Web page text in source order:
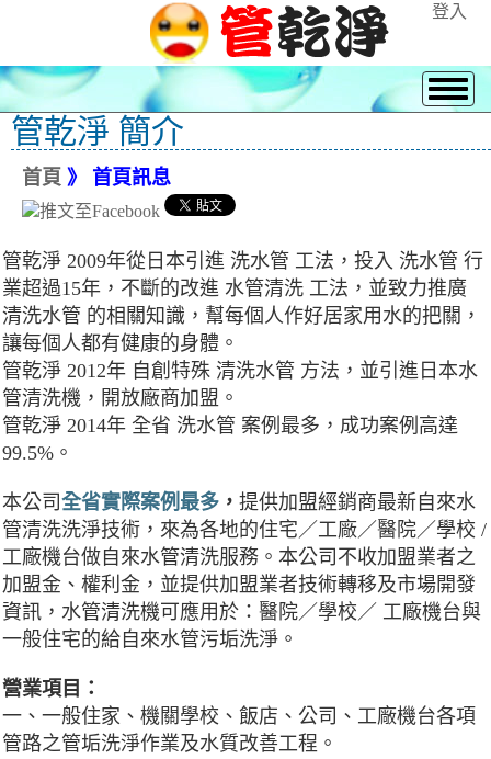
登入
管乾淨 簡介
首頁 》 首頁訊息
管乾淨 2009年從日本引進 洗水管 工法，投入 洗水管 行
業超過15年，不斷的改進 水管清洗 工法，並致力推廣
清洗水管 的相關知識，幫每個人作好居家用水的把關，
讓每個人都有健康的身體。
管乾淨 2012年 自創特殊 清洗水管 方法，並引進日本水
管清洗機，開放廠商加盟。
管乾淨 2014年 全省 洗水管 案例最多，成功案例高達
99.5%。
本公司 全省實際案例最多 ， 提供加盟經銷商最新自來水
管清洗洗淨技術，來為各地的住宅／工廠／醫院／學校 /
工廠機台做自來水管清洗服務。本公司不收加盟業者之
加盟金、權利金，並提供加盟業者技術轉移及市場開發
資訊，水管清洗機可應用於：醫院／學校／ 工廠機台與
一般住宅的給自來水管污垢洗淨。
營業項目：
一、一般住家、機關學校、飯店、公司、工廠機台各項
管路之管垢洗淨作業及水質改善工程。